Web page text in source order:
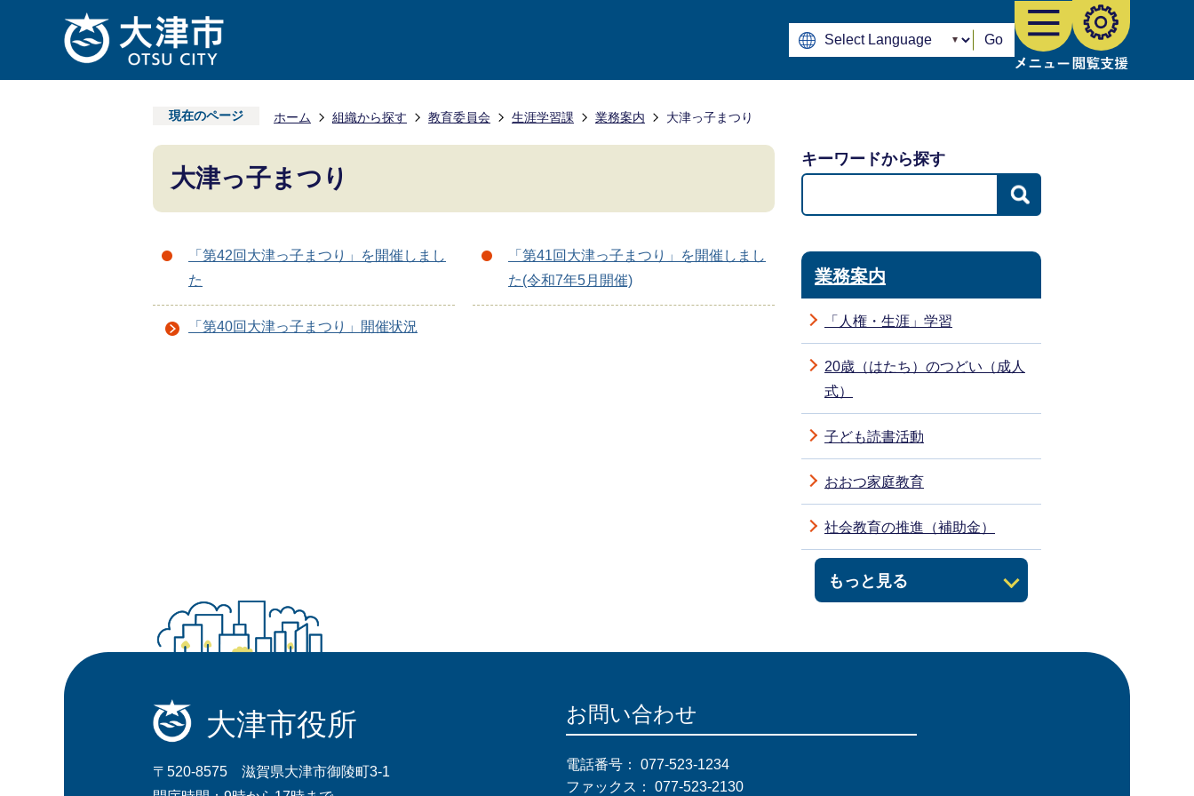
Go
現在のページ ホーム 組織から探す 教育委員会 生涯学習課 業務案内 大津っ子まつり
大津っ子まつり
「第42回大津っ子まつり」を開催しまし
た
「第41回大津っ子まつり」を開催しまし
た(令和7年5月開催)
「第40回大津っ子まつり」開催状況
キーワードから探す
業務案内
「人権・生涯」学習
20歳（はたち）のつどい（成人
式）
子ども読書活動
もっと見る
おおつ家庭教育
社会教育の推進（補助金）
大津市役所
〒520-8575 滋賀県大津市御陵町3-1
お問い合わせ
電話番号： 077-523-1234
ファックス： 077-523-2130